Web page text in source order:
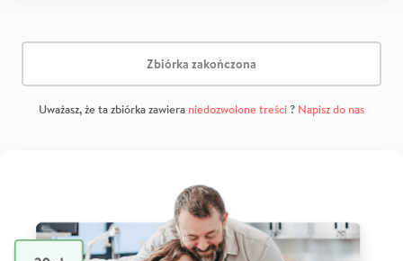
Zbiórka zakończona
Uważasz, że ta zbiórka zawiera niedozwolone treści? Napisz do nas